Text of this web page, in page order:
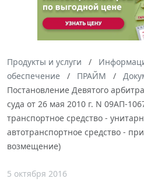
Продукты и услуги
обеспечение
ПРАЙМ
Постановление Девятого
суда от 26 мая 2010 г. N 09АП-
транспортное средство -
автотранспортное средство -
возмещение)
5 октября 2016